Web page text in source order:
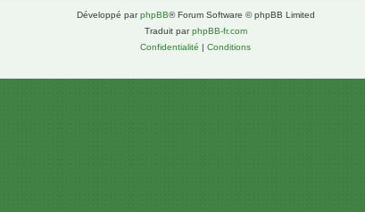
Développé parphpBB® Forum Software © phpBB Limited
Traduit parphpBB-fr.com
Confidentialité | Conditions